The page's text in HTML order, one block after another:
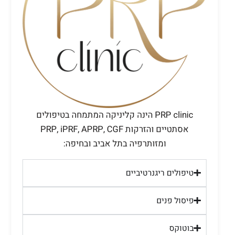
PRP clinic הינה קליניקה המתמחה בטיפולים
אסתטיים והזרקות PRP, iPRF, APRP, CGF
ומזותרפיה בתל אביב ובחיפה:
טיפולים ריגנרטיביים
פיסול פנים
בוטוקס